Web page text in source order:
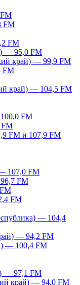
FM
FM
— 95,0 FM
край) — 99,9 FM
FM
край) — 104,5 FM
FM
FM и 107,9 FM
107,0 FM
FM
FM
— 104,4
— 94,2 FM
— 100,4 FM
— 97,1 FM
край) — 94,0 FM